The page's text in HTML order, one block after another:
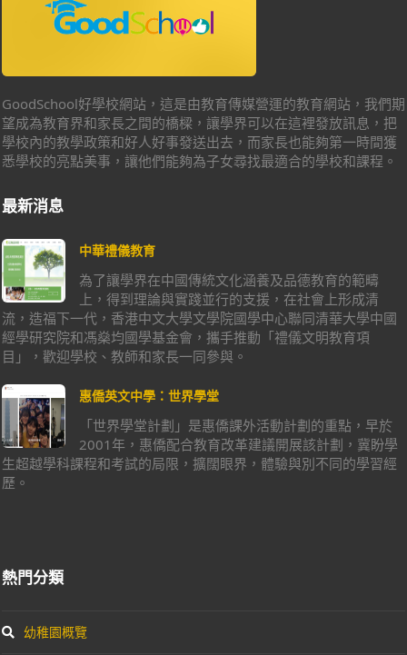
GoodSchool好學校網站，這是由教育傳媒營運的教育網站，我們期
望成為教育界和家長之間的橋樑，讓學界可以在這裡發放訊息，把
學校內的教學政策和好人好事發送出去，而家長也能夠第一時間獲
悉學校的亮點美事，讓他們能夠為子女尋找最適合的學校和課程。
最新消息
中華禮儀教育
為了讓學界在中國傳統文化涵養及品德教育的範疇
上，得到理論與實踐並行的支援，在社會上形成清
流，造福下一代，香港中文大學文學院國學中心聯同清華大學中國
經學研究院和馮燊均國學基金會，攜手推動「禮儀文明教育項
目」，歡迎學校、教師和家長一同參與。
惠僑英文中學：世界學堂
「世界學堂計劃」是惠僑課外活動計劃的重點，早於
2001年，惠僑配合教育改革建議開展該計劃，冀盼學
生超越學科課程和考試的局限，擴闊眼界，體驗與別不同的學習經
歷。
熱門分類
幼稚園概覽